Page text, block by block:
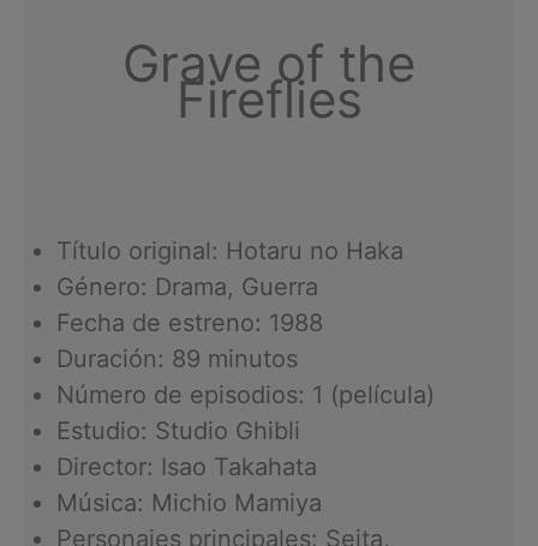
Grave of the
Fireflies
Título original: Hotaru no Haka
Género: Drama, Guerra
Fecha de estreno: 1988
Duración: 89 minutos
Número de episodios: 1 (película)
Estudio: Studio Ghibli
Director: Isao Takahata
Música: Michio Mamiya
Personajes principales: Seita,